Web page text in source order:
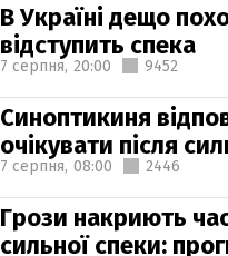
В Україні дещо
відступить спека
7 серпня, 20:00 9452
Синоптикиня
очікувати після
7 серпня, 08:00 2446
Грози накриють
сильної спеки: